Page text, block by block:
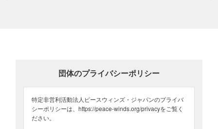
日 場所：トンガタプ島）
実施したところ、輸入や船の寄港が禁止されてしまい、物資の配給
に支障をきたすケースや、復興に遅れが生じているエリアもあるよ
うでした。
団体のプライバシーポリシー
特定非営利活動法人ピースウィンズ・ジャパンのプライバ
シーポリシーは、https://peace-winds.org/privacyをご覧く
ださい。